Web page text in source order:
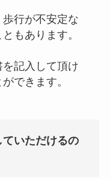
行が不安定な
もあります。
記入して頂け
できます。
ていただけるの